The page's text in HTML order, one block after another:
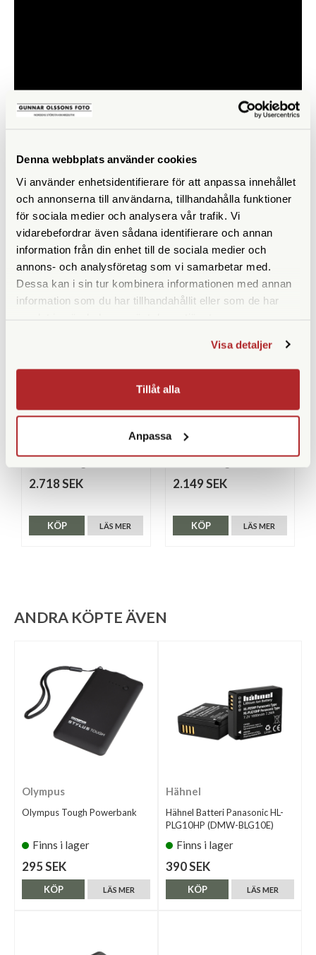
Denna webbplats använder cookies
Vi använder enhetsidentifierare för att anpassa innehållet
och annonserna till användarna, tillhandahålla funktioner
för sociala medier och analysera vår trafik. Vi
vidarebefordrar även sådana identifierare och annan
information från din enhet till de sociala medier och
annons- och analysföretag som vi samarbetar med.
Dessa kan i sin tur kombinera informationen med annan
information som du har tillhandahållit eller som de har
Visa detaljer
Tillåt alla
Anpassa
LIKNANDE PRODUKTER
Fujifilm
2.718 SEK
LÄS MER
KÖP
Fujifilm
Fujifilm Instax Mini Evo
Svart
2.149 SEK
LÄS MER
KÖP
ANDRA KÖPTE ÄVEN
Olympus
Olympus Tough Powerbank
Finns i lager
295 SEK
LÄS MER
KÖP
Hähnel
Hähnel Batteri Panasonic HL-
PLG10HP (DMW-BLG10E)
Finns i lager
390 SEK
LÄS MER
KÖP